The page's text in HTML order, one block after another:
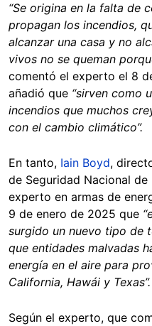
“Se origina en la falta de
propagan los incendios,
alcanzar una casa y no
vivos no se queman
comentó el experto el 8
añadió que “sirven como
incendios que muchos
con el cambio climático”.
En tanto, Iain Boyd,
de Seguridad Nacional
experto en armas de
9 de enero de 2025 que
surgido un nuevo tipo de
que entidades malvadas
energía en el aire para
California, Hawái y Texas”.
Según el experto, que